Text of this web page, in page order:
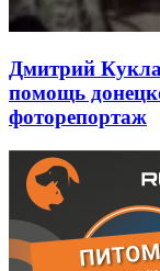
Дмитрий
помощь
фоторепортаж